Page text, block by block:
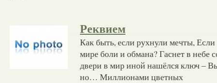
Реквием
Как быть, если рухнули мечты,
мире боли и обмана? Гаснет в небе
двери в мир иной нашёлся ключ –
но… Миллионами цветных